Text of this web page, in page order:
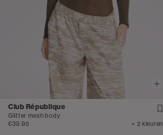
Club République
Glitter mesh body
€39.95
+ 2 kleuren